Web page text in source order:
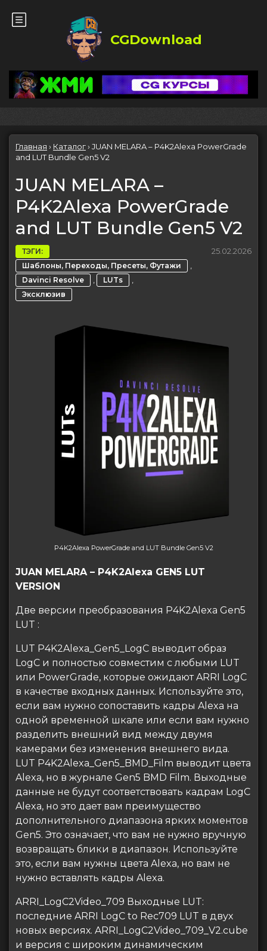
CGDownload
Главная › Каталог› JUAN MELARA – P4K2Alexa PowerGrade
and LUT Bundle Gen5 V2
JUAN MELARA –
P4K2Alexa PowerGrade
and LUT Bundle Gen5 V2
ТЭГИ:
Шаблоны, Переходы, Пресеты, Футажи
,
Davinci Resolve , LUTs ,
Эксклюзив
25.02.2026
P4K2Alexa PowerGrade and LUT Bundle Gen5 V2
JUAN MELARA – P4K2Alexa GEN5 LUT
VERSION
Две версии преобразования P4K2Alexa Gen5
LUT :
LUT P4K2Alexa_Gen5_LogC выводит образ
LogC и полностью совместим с любыми LUT
или PowerGrade, которые ожидают ARRI LogC
в качестве входных данных. Используйте это,
если вам нужно сопоставить кадры Alexa на
одной временной шкале или если вам нужно
разделить внешний вид между двумя
камерами без изменения внешнего вида.
LUT P4K2Alexa_Gen5_BMD_Film выводит цвета
Alexa, но в журнале Gen5 BMD Film. Выходные
данные не будут соответствовать кадрам LogC
Alexa, но это дает вам преимущество
дополнительного диапазона ярких моментов
Gen5. Это означает, что вам не нужно вручную
возвращать блики в диапазон. Используйте
это, если вам нужны цвета Alexa, но вам не
нужно вставлять кадры Alexa.
ARRI_LogC2Video_709 Выходные LUT:
последние ARRI LogC to Rec709 LUT в двух
новых версиях. ARRI_LogC2Video_709_V2.cube
и версия с широким динамическим